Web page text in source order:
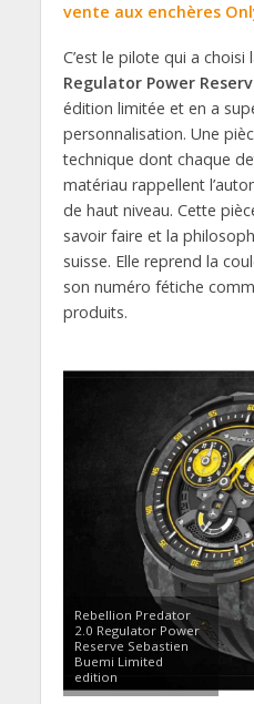
vente aux enchères
C’est le pilote qui a choisi
Regulator Power
édition limitée et en a
personnalisation. Une
technique dont chaque
matériau rappellent
de haut niveau. Cette
savoir faire et la
suisse. Elle reprend la
son numéro fétiche
produits.
Rebellion Predator
2.0 Regulator Power
Reserve Sebastien
Buemi Limited
edition